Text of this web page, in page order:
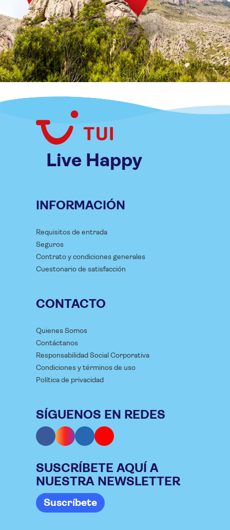
Live Happy
INFORMACIÓN
Requisitos de entrada
Seguros
Contrato y condiciones generales
Cuestonario de satisfacción
CONTACTO
Quienes Somos
Contáctanos
Responsabilidad Social Corporativa
Condiciones y términos de uso
Política de privacidad
SÍGUENOS EN REDES
SUSCRÍBETE AQUÍ A
NUESTRA NEWSLETTER
Suscríbete